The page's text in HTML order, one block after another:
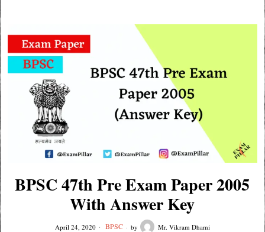
BPSC 47th Pre Exam Paper 2005
With Answer Key
April 24, 2020 BPSC by Mr. Vikram Dhami